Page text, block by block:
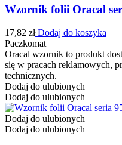
Wzornik folii Oracal
17,82 złDodaj do koszyka
Paczkomat
Oracal wzornik to produkt
się w pracach reklamowych,
technicznych.
Dodaj do ulubionych
Dodaj do ulubionych
Dodaj do ulubionych
Dodaj do ulubionych